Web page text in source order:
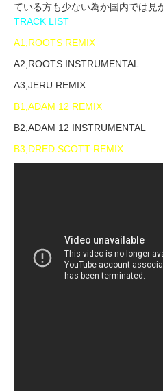
ている方も少ない為か国内では見
TRACK LIST
A1,ROOTS REMIX
A2,ROOTS INSTRUMENTAL
A3,JERU REMIX
B1,ADAM 12 REMIX
B2,ADAM 12 INSTRUMENTAL
B3,DRED SCOTT REMIX